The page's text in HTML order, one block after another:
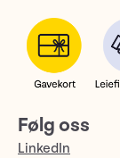
Følg oss
LinkedIn